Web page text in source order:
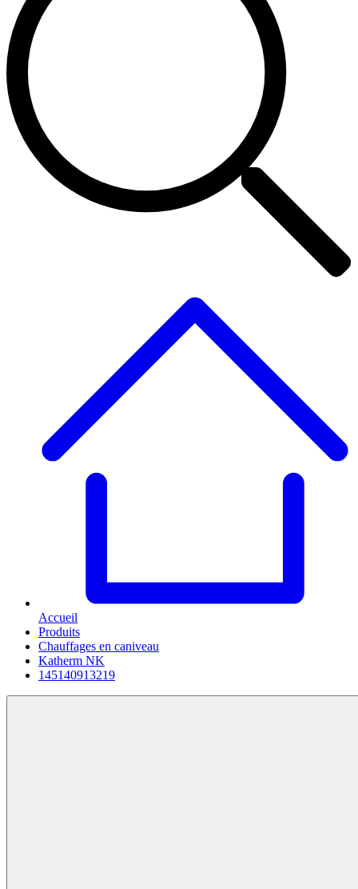
Accueil
Produits
Chauffages en caniveau
Katherm NK
145140913219